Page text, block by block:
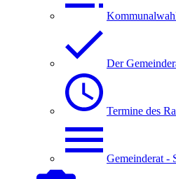
Der
Termine des
Gemeinderat -